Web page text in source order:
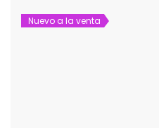
Nuevo a la venta